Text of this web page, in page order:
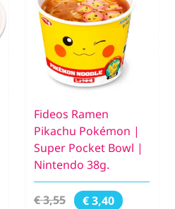
Fideos Ramen
Pikachu Pokémon |
Super Pocket Bowl |
Nintendo 38g.
€ 3,55 € 3,40